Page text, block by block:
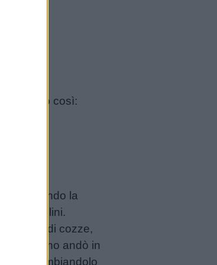
è vestito così:
Secondo la
e pesciolini.
di cozze,
Mosciolino andò in
scambiandolo